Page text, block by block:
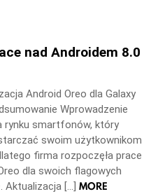
nad Androidem 8.0
Android Oreo dla Galaxy
Wprowadzenie
rynku smartfonów, który
swoim użytkownikom
firma rozpoczęła prace
dla swoich flagowych
Aktualizacja […] MORE